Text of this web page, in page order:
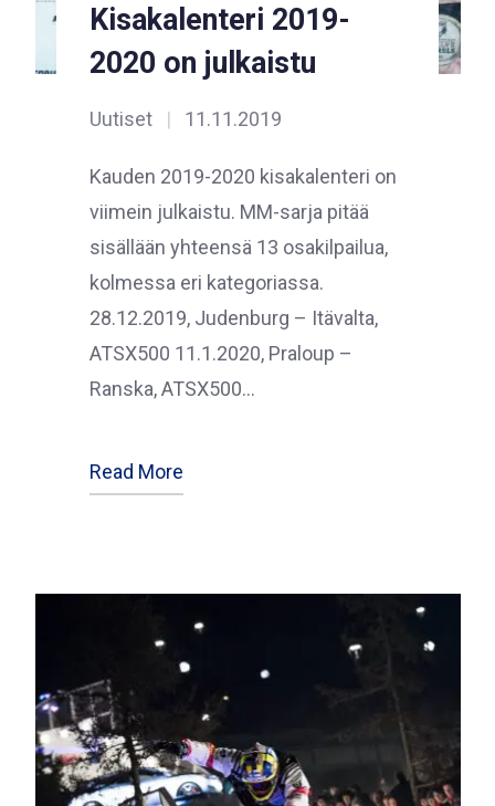
Kisakalenteri 2019-
2020 on julkaistu
Uutiset | 11.11.2019
Kauden 2019-2020 kisakalenteri on
viimein julkaistu. MM-sarja pitää
sisällään yhteensä 13 osakilpailua,
kolmessa eri kategoriassa.
28.12.2019, Judenburg – Itävalta,
ATSX500 11.1.2020, Praloup –
Ranska, ATSX500…
Read More